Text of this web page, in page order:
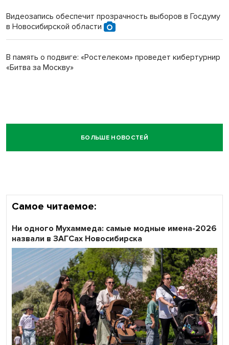
Видеозапись обеспечит прозрачность выборов в Госдуму
в Новосибирской области
В память о подвиге: «Ростелеком» проведет кибертурнир
«Битва за Москву»
БОЛЬШЕ НОВОСТЕЙ
Самое читаемое:
Ни одного Мухаммеда: самые модные имена-2026
назвали в ЗАГСах Новосибирска